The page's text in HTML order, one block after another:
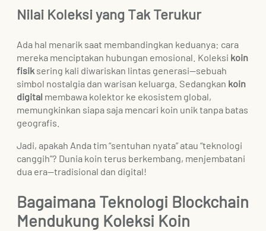
Nilai Koleksi yang Tak Terukur
Ada hal menarik saat membandingkan keduanya: cara
mereka menciptakan hubungan emosional. Koleksi koin
fisik sering kali diwariskan lintas generasi—sebuah
simbol nostalgia dan warisan keluarga. Sedangkan koin
digital membawa kolektor ke ekosistem global,
memungkinkan siapa saja mencari koin unik tanpa batas
geografis.
Jadi, apakah Anda tim “sentuhan nyata” atau “teknologi
canggih”? Dunia koin terus berkembang, menjembatani
dua era—tradisional dan digital!
Bagaimana Teknologi Blockchain
Mendukung Koleksi Koin